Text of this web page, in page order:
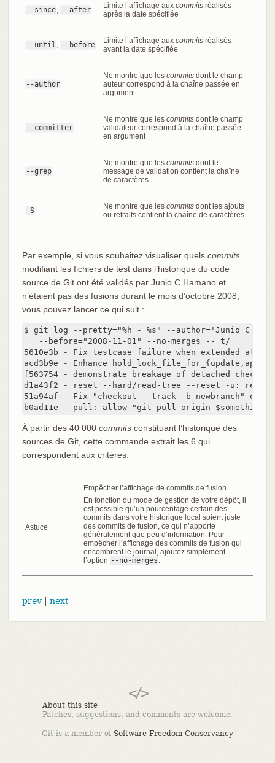
--since --after Limite l’affichage aux commitsréalisés
après la date spécifiée
--until --before Limite l’affichage aux commitsréalisés
avant la date spécifiée
--author
Ne montre que les commitsdont le champ
auteur correspond à la chaîne passée en
argument
--committer
Ne montre que les commitsdont le champ
validateur correspond à la chaîne passée
en argument
--grep
Ne montre que les commitsdont le
message de validation contient la chaîne
de caractères
-S Ne montre que les commitsdont les ajouts
ou retraits contient la chaîne de caractères
Par exemple, si vous souhaitez visualiser quels commits
modifiant les fichiers de test dans l’historique du code
source de Git ont été validés par Junio C Hamano et
n’étaient pas des fusions durant le mois d’octobre 2008,
vous pouvez lancer ce qui suit :
$ git log --pretty="%h - %s" --author='Junio C
   --before="2008-11-01" --no-merges -- t/
5610e3b - Fix testcase failure when extended
acd3b9e - Enhance
f563754 - demonstrate breakage of detached
d1a43f2 - reset --hard/read-tree --reset -u: remove
51a94af - Fix "checkout --track -b newbranch" on
b0ad11e - pull: allow "git pull origin
À partir des 40 000 commitsconstituant l’historique des
sources de Git, cette commande extrait les 6 qui
correspondent aux critères.
Astuce
Empêcher l’affichage de commits de fusion
En fonction du mode de gestion de votre dépôt, il
est possible qu’un pourcentage certain des
commits dans votre historique local soient juste
des commits de fusion, ce qui n’apporte
généralement que peu d’information. Pour
empêcher l’affichage des commits de fusion qui
encombrent le journal, ajoutez simplement
l’option --no-merges
prev| next
About this site
Patches, suggestions, and comments are welcome.
Git is a member of Software Freedom Conservancy